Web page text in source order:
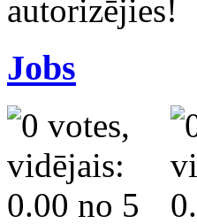
autorizējies!
Jobs